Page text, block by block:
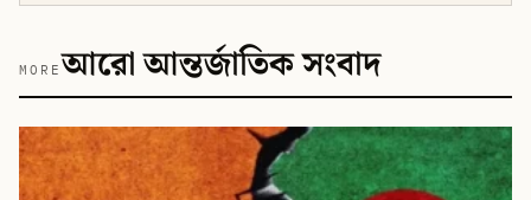
MOREআরো আন্তর্জাতিক সংবাদ